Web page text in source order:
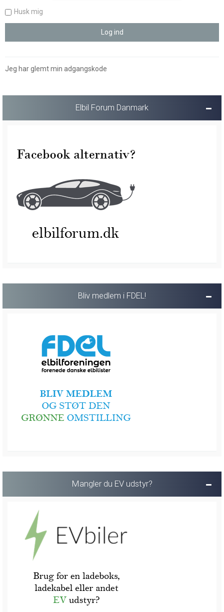
Husk mig
Jeg har glemt min adgangskode
Elbil Forum Danmark
Bliv medlem i FDEL!
Mangler du EV udstyr?